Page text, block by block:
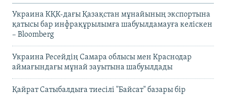
Украина КҚК-дағы Қазақстан мұнайының экспортына
қатысы бар инфрақұрылымға шабуылдамауға келіскен
– Bloomberg
Украина Ресейдің Самара облысы мен Краснодар
аймағындағы мұнай зауытына шабуылдады
Қайрат Сатыбалдыға тиесілі "Байсат" базары бір